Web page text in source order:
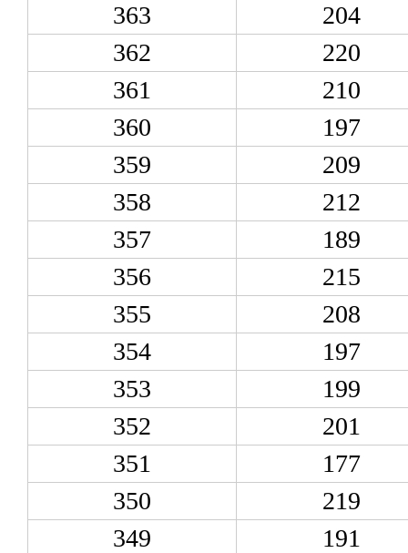
363
204
362
220
361
210
360
197
359
209
358
212
357
189
356
215
355
208
354
197
353
199
352
201
351
177
350
219
349
191